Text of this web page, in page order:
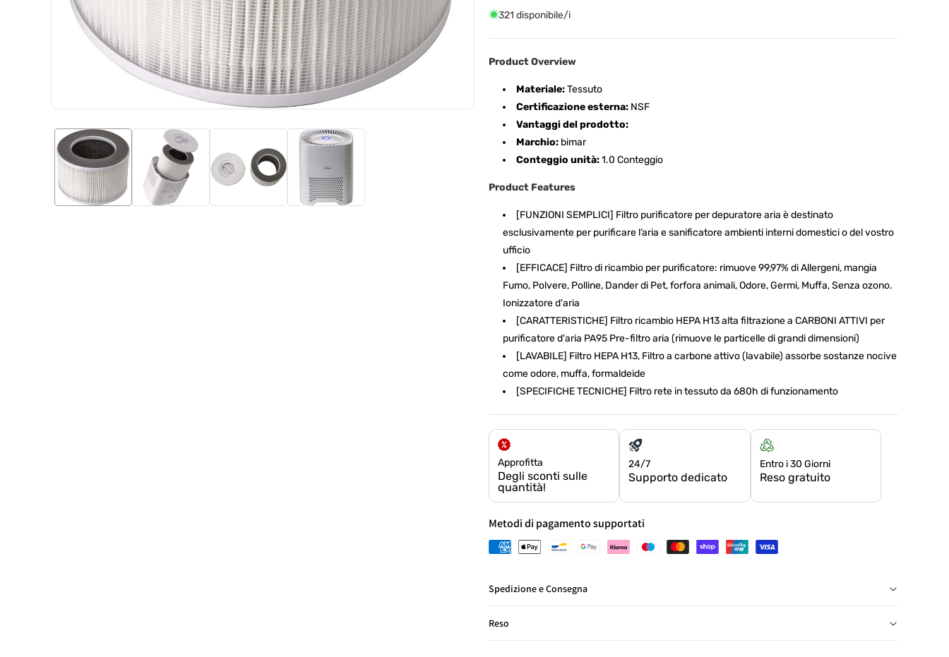
321 disponibile/i
Product Overview
Materiale:Tessuto
Certificazione esterna: NSF
Vantaggi del prodotto:
Marchio: bimar
Conteggio unità:1.0 Conteggio
Product Features
[FUNZIONI SEMPLICI] Filtro purificatore per depuratore aria è destinato
esclusivamente per purificare l’aria e sanificatore ambienti interni domestici o del vostro
ufficio
[EFFICACE] Filtro di ricambio per purificatore: rimuove 99,97% di Allergeni, mangia
Fumo, Polvere, Polline, Dander di Pet, forfora animali, Odore, Germi, Muffa, Senza ozono.
Ionizzatore d'aria
[CARATTERISTICHE] Filtro ricambio HEPA H13 alta filtrazione a CARBONI ATTIVI per
purificatore d'aria PA95 Pre-filtro aria (rimuove le particelle di grandi dimensioni)
[LAVABILE] Filtro HEPA H13, Filtro a carbone attivo (lavabile) assorbe sostanze nocive
come odore, muffa, formaldeide
[SPECIFICHE TECNICHE] Filtro rete in tessuto da 680h di funzionamento
Approfitta
Degli sconti sulle
quantità!
24/7
Supporto dedicato
Entro i 30 Giorni
Reso gratuito
Metodi di pagamento supportati
Spedizione e Consegna
Reso